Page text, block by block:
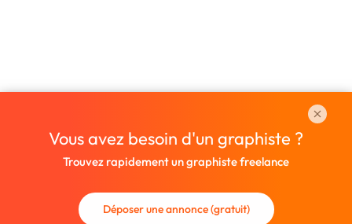
Vous avez besoin d'un graphiste ?
Trouvez rapidement un graphiste freelance
Déposer une annonce (gratuit)